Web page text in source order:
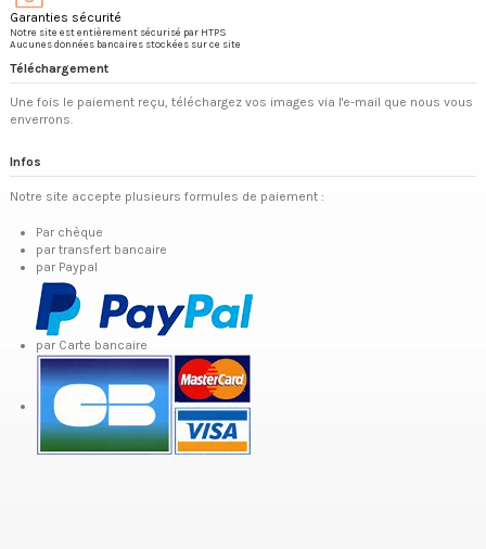
Garanties sécurité
Notre site est entièrement sécurisé par HTPS
Aucunes données bancaires stockées sur ce site
Téléchargement
Une fois le paiement reçu, téléchargez vos images via l'e-mail que nous vous
enverrons.
Infos
Notre site accepte plusieurs formules de paiement :
Par chèque
par transfert bancaire
par Paypal
par Carte bancaire